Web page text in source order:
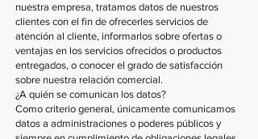
nuestra empresa, tratamos datos de nuestros
clientes con el fin de ofrecerles servicios de
atención al cliente, informarlos sobre ofertas o
ventajas en los servicios ofrecidos o productos
entregados, o conocer el grado de satisfacción
sobre nuestra relación comercial.
¿A quién se comunican los datos?
Como criterio general, únicamente comunicamos
datos a administraciones o poderes públicos y